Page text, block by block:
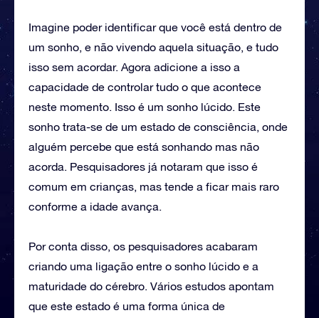
Imagine poder identificar que você está dentro de
um sonho, e não vivendo aquela situação, e tudo
isso sem acordar. Agora adicione a isso a
capacidade de controlar tudo o que acontece
neste momento. Isso é um sonho lúcido. Este
sonho trata-se de um estado de consciência, onde
alguém percebe que está sonhando mas não
acorda. Pesquisadores já notaram que isso é
comum em crianças, mas tende a ficar mais raro
conforme a idade avança.
Por conta disso, os pesquisadores acabaram
criando uma ligação entre o sonho lúcido e a
maturidade do cérebro. Vários estudos apontam
que este estado é uma forma única de